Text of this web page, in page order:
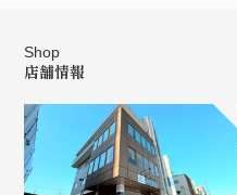
Shop
店舗情報